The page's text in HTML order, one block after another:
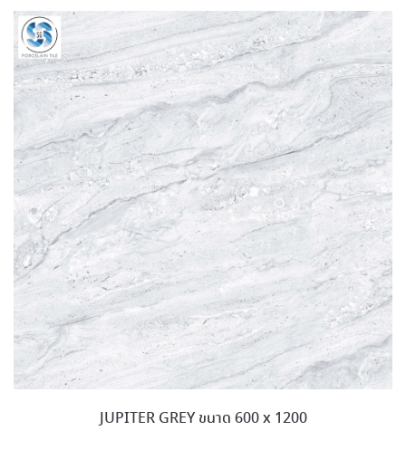
JUPITER GREY ขนาด 600 x 1200